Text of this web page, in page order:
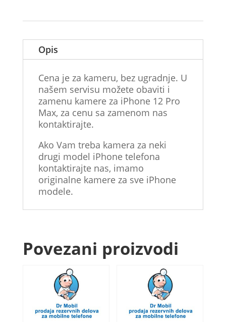
Opis
Cena je za kameru, bez ugradnje. U
našem servisu možete obaviti i
zamenu kamere za iPhone 12 Pro
Max, za cenu sa zamenom nas
kontaktirajte.
Ako Vam treba kamera za neki
drugi model iPhone telefona
kontaktirajte nas, imamo
originalne kamere za sve iPhone
modele.
Povezani proizvodi